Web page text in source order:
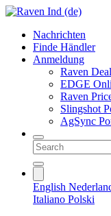
Nachrichten
Finde Händler
Anmeldung
Raven
EDGE
Raven
Slingshot
AgSync
English
Italiano Polski